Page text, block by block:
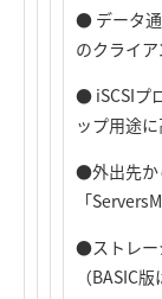
● データ
のクライ
● iSCSIプ
ップ用途
●外出先か
「
●ストレー
（BASIC